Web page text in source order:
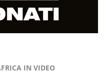
IN VIDEO